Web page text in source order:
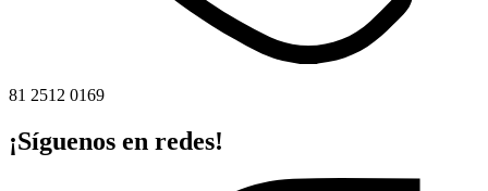
81 2512 0169
¡Síguenos en redes!